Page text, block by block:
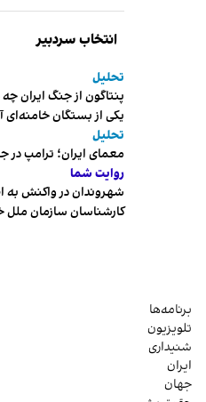
انتخاب سردبیر
تحلیل
پنتاگون از جنگ ایران
یکی از بستگان
تحلیل
معمای ایران؛ ترامپ در
روایت شما
شهروندان در واکنش به
کارشناسان سازمان ملل
برنامه‌ها
تلویزیون
شنیداری
ایران
جهان